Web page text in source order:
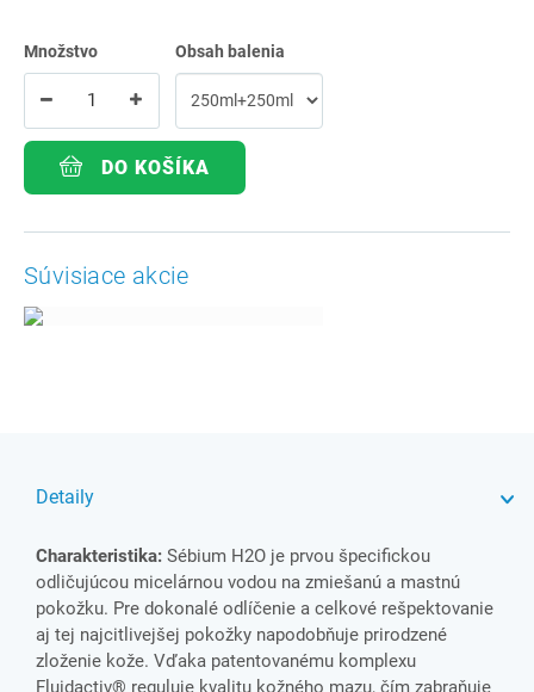
Množstvo Obsah balenia
DO KOŠÍKA
Súvisiace akcie
Detaily
Charakteristika: Sébium H2O je prvou špecifickou
odličujúcou micelárnou vodou na zmiešanú a mastnú
pokožku. Pre dokonalé odlíčenie a celkové rešpektovanie
aj tej najcitlivejšej pokožky napodobňuje prirodzené
zloženie kože. Vďaka patentovanému komplexu
Fluidactiv® reguluje kvalitu kožného mazu, čím zabraňuje